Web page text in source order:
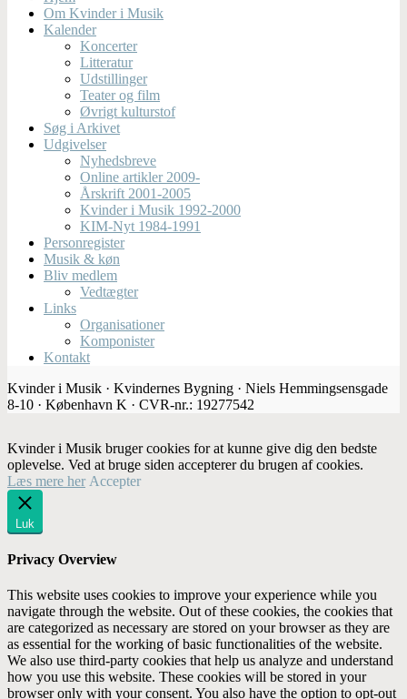
Om Kvinder i Musik
Kalender
Koncerter
Litteratur
Udstillinger
Teater og film
Øvrigt kulturstof
Søg i Arkivet
Udgivelser
Nyhedsbreve
Online artikler 2009-
Årskrift 2001-2005
Kvinder i Musik 1992-2000
KIM-Nyt 1984-1991
Personregister
Musik & køn
Bliv medlem
Vedtægter
Links
Organisationer
Komponister
Kontakt
Kvinder i Musik · Kvindernes Bygning · Niels Hemmingsensgade
8-10 · København K · CVR-nr.: 19277542
Kvinder i Musik bruger cookies for at kunne give dig den bedste
oplevelse. Ved at bruge siden accepterer du brugen af cookies.
Læs mere her Accepter
Luk
Privacy Overview
This website uses cookies to improve your experience while you
navigate through the website. Out of these cookies, the cookies that
are categorized as necessary are stored on your browser as they are
as essential for the working of basic functionalities of the website.
We also use third-party cookies that help us analyze and understand
how you use this website. These cookies will be stored in your
browser only with your consent. You also have the option to opt-out